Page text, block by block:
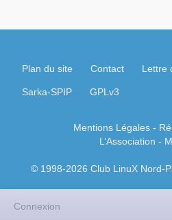
Plan du site Contact Lettre
Sarka-SPIP GPLv3
Mentions Légales-
L’Association -
© 1998-2026 Club LinuX Nord-
Connexion